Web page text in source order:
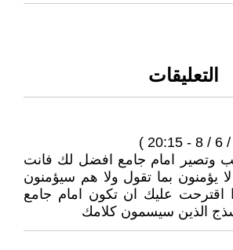
التعليقات
وتصير امام جامع افضل لك فانت
يؤمنون بما تقول ولا هم سيؤمنون
اقترحت عليك ان تكون امام جامع
الذين سيسمون كلامك